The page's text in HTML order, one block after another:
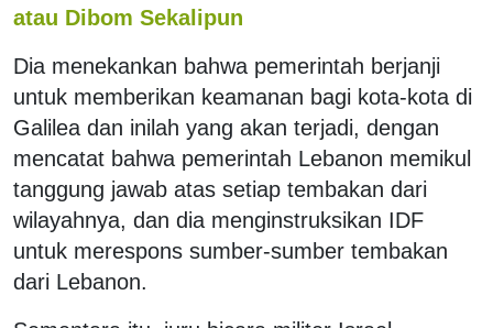
atau Dibom Sekalipun
Dia menekankan bahwa pemerintah berjanji
untuk memberikan keamanan bagi kota-kota di
Galilea dan inilah yang akan terjadi, dengan
mencatat bahwa pemerintah Lebanon memikul
tanggung jawab atas setiap tembakan dari
wilayahnya, dan dia menginstruksikan IDF
untuk merespons sumber-sumber tembakan
dari Lebanon.